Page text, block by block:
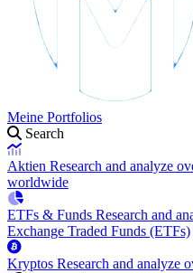
Meine Portfolios
Search
Aktien Research and analyze
worldwide
ETFs & Funds Research and
Exchange Traded Funds (ETFs)
Kryptos Research and analyze